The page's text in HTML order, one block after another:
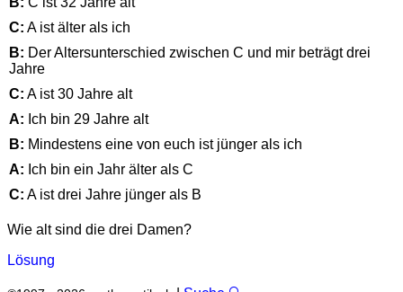
C: A ist älter als ich
B: Der Altersunterschied zwischen C und mir beträgt drei
Jahre
C: A ist 30 Jahre alt
A: Ich bin 29 Jahre alt
B: Mindestens eine von euch ist jünger als ich
A: Ich bin ein Jahr älter als C
C: A ist drei Jahre jünger als B
Wie alt sind die drei Damen?
Lösung